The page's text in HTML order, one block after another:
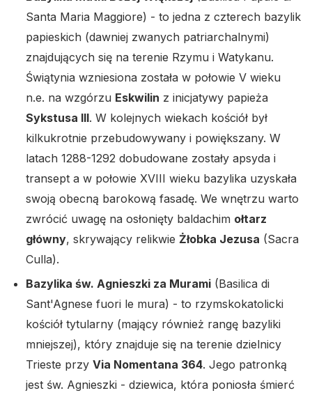
Santa Maria Maggiore) - to jedna z czterech bazylik
papieskich (dawniej zwanych patriarchalnymi)
znajdujących się na terenie Rzymu i Watykanu.
Świątynia wzniesiona została w połowie V wieku
n.e. na wzgórzu Eskwilin z inicjatywy papieża
Sykstusa III. W kolejnych wiekach kościół był
kilkukrotnie przebudowywany i powiększany. W
latach 1288-1292 dobudowane zostały apsyda i
transept a w połowie XVIII wieku bazylika uzyskała
swoją obecną barokową fasadę. We wnętrzu warto
zwrócić uwagę na osłonięty baldachim ołtarz
główny, skrywający relikwie Żłobka Jezusa (Sacra
Culla).
Bazylika św. Agnieszki za Murami (Basilica di
Sant'Agnese fuori le mura) - to rzymskokatolicki
kościół tytularny (mający również rangę bazyliki
mniejszej), który znajduje się na terenie dzielnicy
Trieste przy Via Nomentana 364. Jego patronką
jest św. Agnieszki - dziewica, która poniosła śmierć